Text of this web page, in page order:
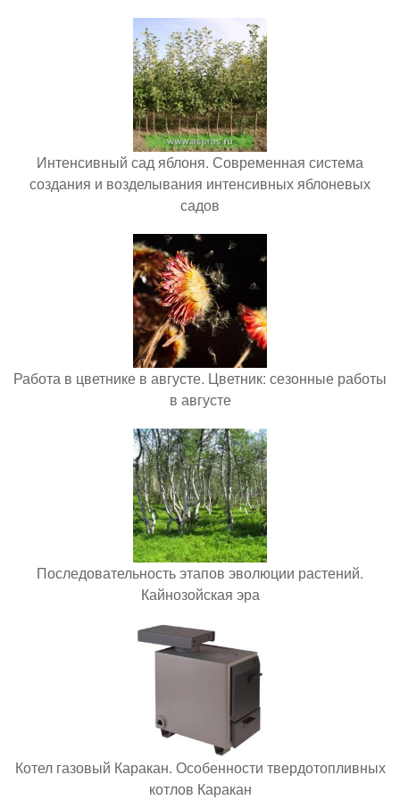
Интенсивный сад яблоня. Современная система
создания и возделывания интенсивных яблоневых
садов
Работа в цветнике в августе. Цветник: сезонные работы
в августе
Последовательность этапов эволюции растений.
Кайнозойская эра
Котел газовый Каракан. Особенности твердотопливных
котлов Каракан